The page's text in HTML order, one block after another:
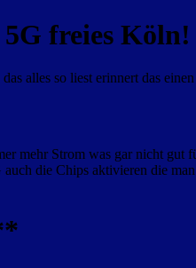
freies Köln!
alles so liest erinnert das
mehr Strom was gar nicht
die Chips aktivieren die